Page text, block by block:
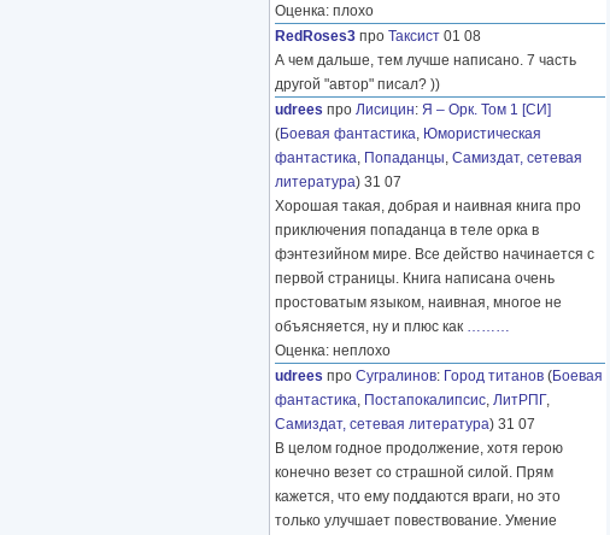
Оценка: плохо
RedRoses3 про Таксист 01 08
А чем дальше, тем лучше написано. 7 часть
другой "автор" писал? ))
udrees про Лисицин: Я – Орк. Том 1 [СИ]
(Боевая фантастика, Юмористическая
фантастика, Попаданцы, Самиздат, сетевая
литература) 31 07
Хорошая такая, добрая и наивная книга про
приключения попаданца в теле орка в
фэнтезийном мире. Все действо начинается с
первой страницы. Книга написана очень
простоватым языком, наивная, многое не
объясняется, ну и плюс как ………
Оценка: неплохо
udrees про Сугралинов: Город титанов (Боевая
фантастика, Постапокалипсис, ЛитРПГ,
Самиздат, сетевая литература) 31 07
В целом годное продолжение, хотя герою
конечно везет со страшной силой. Прям
кажется, что ему поддаются враги, но это
только улучшает повествование. Умение